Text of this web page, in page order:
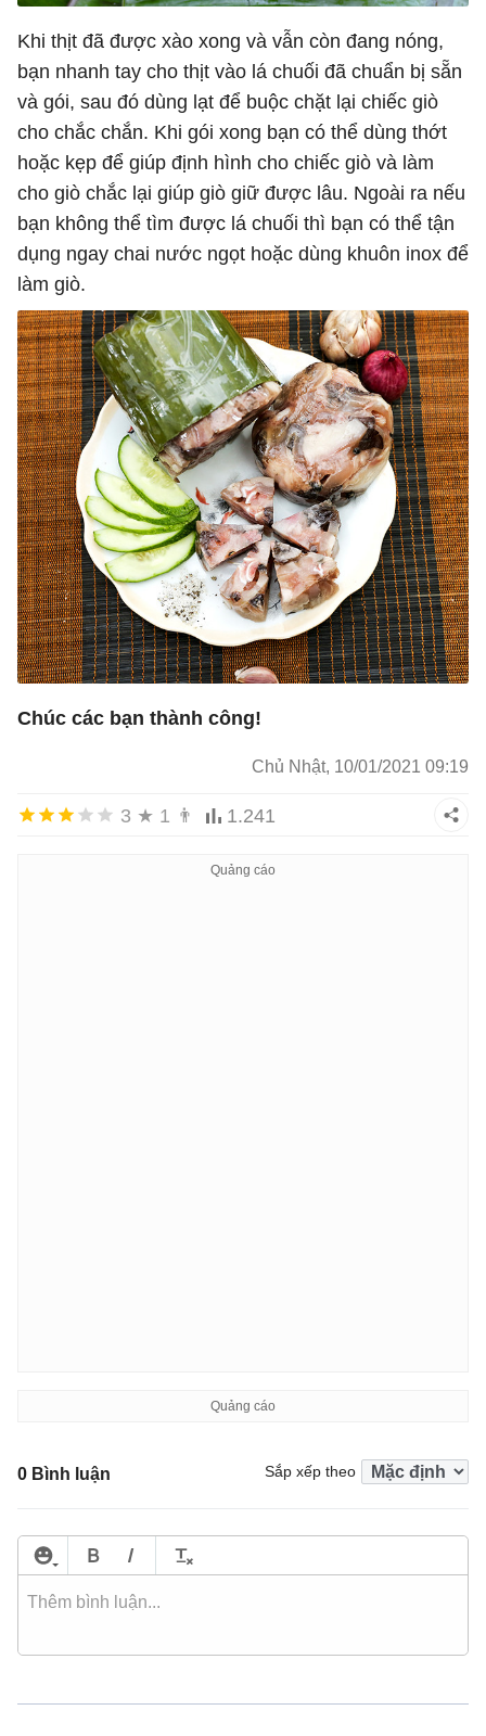
Khi thịt đã được xào xong và vẫn còn đang nóng,
bạn nhanh tay cho thịt vào lá chuối đã chuẩn bị sẵn
và gói, sau đó dùng lạt để buộc chặt lại chiếc giò
cho chắc chắn. Khi gói xong bạn có thể dùng thớt
hoặc kẹp để giúp định hình cho chiếc giò và làm
cho giò chắc lại giúp giò giữ được lâu. Ngoài ra nếu
bạn không thể tìm được lá chuối thì bạn có thể tận
dụng ngay chai nước ngọt hoặc dùng khuôn inox để
làm giò.
Chúc các bạn thành công!
Chủ Nhật, 10/01/2021 09:19
3 ★ 1 👨 1.241
0 Bình luận Sắp xếp theo